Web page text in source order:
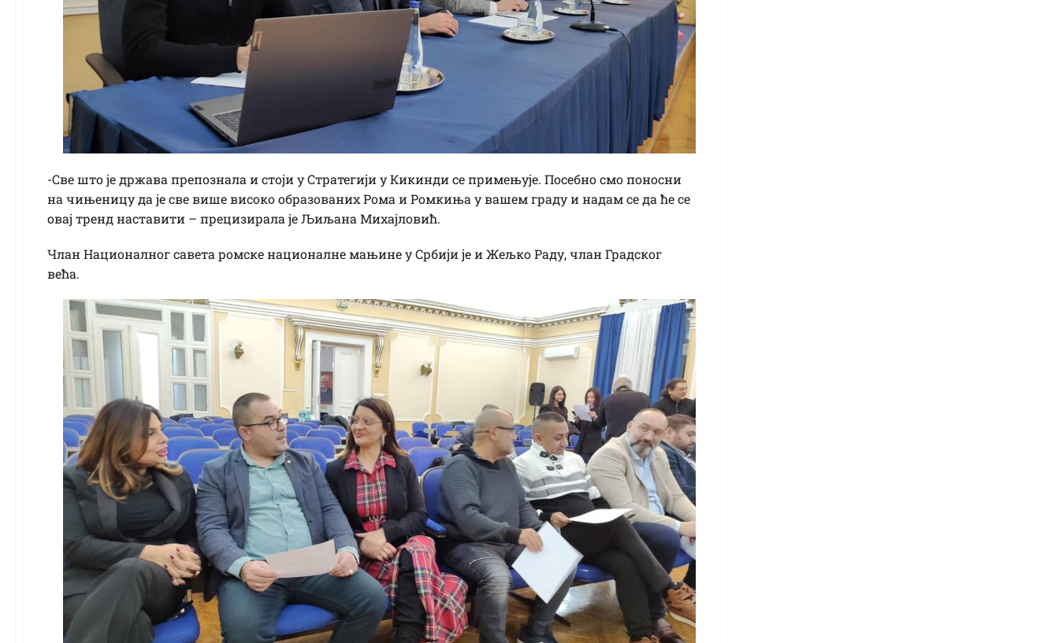
-Све што је држава препознала и стоји у Стратегији у Кикинди се примењује. Посебно смо поносни
на чињеницу да је све више високо образованих Рома и Ромкиња у вашем граду и надам се да ће се
овај тренд наставити – прецизирала је Љиљана Михајловић.
Члан Националног савета ромске националне мањине у Србији је и Жељко Раду, члан Градског
већа.